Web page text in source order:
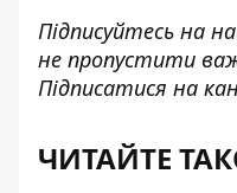
Підписуйтесь на
не пропустити
Підписатися на
ЧИТАЙТЕ